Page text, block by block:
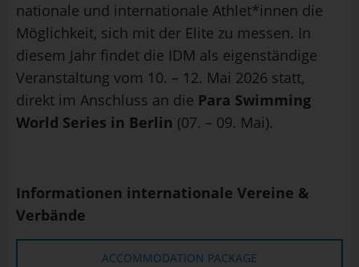
nationale und internationale Athlet*innen die
Möglichkeit, sich mit der Elite zu messen. In
diesem Jahr findet die IDM als eigenständige
Veranstaltung vom 10. – 12. Mai 2026 statt,
direkt im Anschluss an die Para Swimming
World Series in Berlin (07. – 09. Mai).
Informationen internationale Vereine &
Verbände
ACCOMMODATION PACKAGE